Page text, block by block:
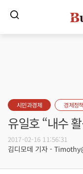
시민과경제 경제정책
유일호 “내수
2017-02-16 11:56:31
김디모데 기자 -